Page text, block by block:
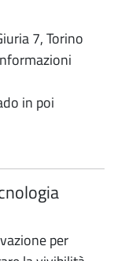
7, Torino
in poi
per